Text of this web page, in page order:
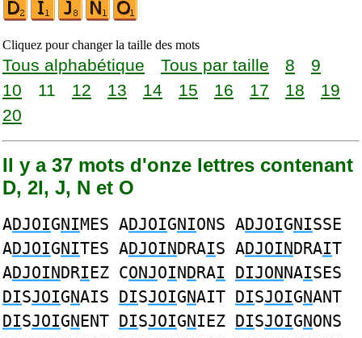
Cliquez pour changer la taille des mots
Tous alphabétique Tous par taille 8
9
10
11 12 13 14 15 16 17 18
19
20
Il y a 37 mots d'onze lettres contenant
D, 2I, J, N et O
ADJOIGNIMES ADJOIGNIONS ADJOIGNISSE
ADJOIGNITES ADJOINDRAIS ADJOINDRAIT
ADJOINDRIEZ CONJOINDRAI DIJONNAISES
DISJOIGNAIS DISJOIGNAIT DISJOIGNANT
DISJOIGNENT DISJOIGNIEZ DISJOIGNONS